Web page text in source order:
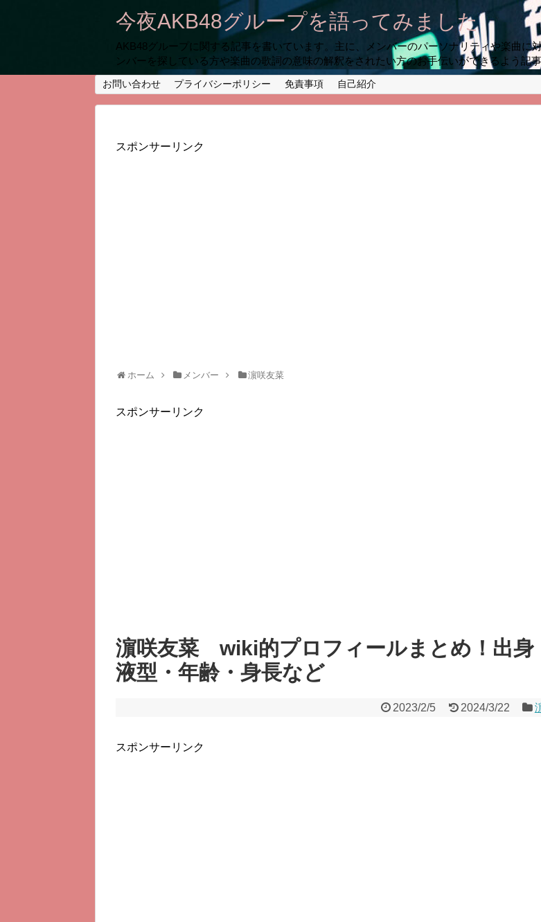
今夜AKB48グループを語ってみました
AKB48グループに関する記事を書いています。主に、メンバーのパーソナリティや楽曲に
ンバーを探している方や楽曲の歌詞の意味の解釈をされたい方のお手伝いができるよう記
お問い合わせ プライバシーポリシー 免責事項 自己紹介
スポンサーリンク
ホーム メンバー 濵咲友菜
スポンサーリンク
濵咲友菜 wiki的プロフィールまとめ！出身
液型・年齢・身長など
2023/2/5 2024/3/22
スポンサーリンク